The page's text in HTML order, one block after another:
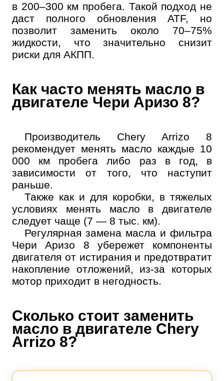
в 200–300 км пробега. Такой подход не
даст полного обновления ATF, но
позволит заменить около 70–75%
жидкости, что значительно снизит
риски для АКПП.
Как часто менять масло в
двигателе Чери Аризо 8?
Производитель Chery Arrizo 8
рекомендует менять масло каждые 10
000 км пробега либо раз в год, в
зависимости от того, что наступит
раньше.
Также как и для коробки, в тяжелых
условиях менять масло в двигателе
следует чаще (7 — 8 тыс. км).
Регулярная замена масла и фильтра
Чери Аризо 8 убережет компоненты
двигателя от истирания и предотвратит
накопление отложений, из-за которых
мотор приходит в негодность.
Сколько стоит заменить
масло в двигателе Chery
Arrizo 8?
Онлайн запись
Выберите одну или несколько услуг
Далее
История обслуживания
Номер телефона
ОК